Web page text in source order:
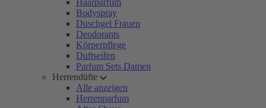
Haarparfum
Bodyspray
Duschgel Frauen
Deodorants
Körperpflege
Duftseifen
Parfum Sets Damen
Herrendüfte
Alle anzeigen
Herrenparfum